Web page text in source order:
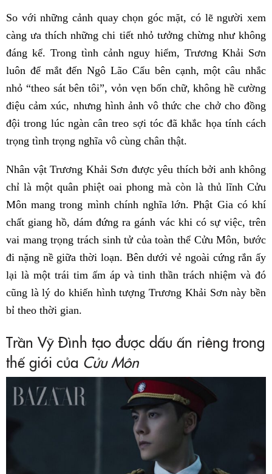
So với những cảnh quay chọn góc mặt, có lẽ người xem
càng ưa thích những chi tiết nhỏ tưởng chừng như không
đáng kể. Trong tình cảnh nguy hiểm, Trương Khải Sơn
luôn để mắt đến Ngô Lão Cẩu bên cạnh, một câu nhắc
nhỏ “theo sát bên tôi”, vỏn vẹn bốn chữ, không hề cường
điệu cảm xúc, nhưng hình ảnh vô thức che chở cho đồng
đội trong lúc ngàn cân treo sợi tóc đã khắc họa tính cách
trọng tình trọng nghĩa vô cùng chân thật.
Nhân vật Trương Khải Sơn được yêu thích bởi anh không
chỉ là một quân phiệt oai phong mà còn là thủ lĩnh Cửu
Môn mang trong mình chính nghĩa lớn. Phật Gia có khí
chất giang hồ, dám đứng ra gánh vác khi có sự việc, trên
vai mang trọng trách sinh tử của toàn thể Cửu Môn, bước
đi nặng nề giữa thời loạn. Bên dưới vẻ ngoài cứng rắn ấy
lại là một trái tim ấm áp và tinh thần trách nhiệm và đó
cũng là lý do khiến hình tượng Trương Khải Sơn này bền
bỉ theo thời gian.
Trần Vỹ Đình tạo được dấu ấn riêng trong
thế giới của Cửu Môn